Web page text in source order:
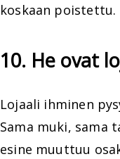
koskaan poistettu.
10. He ovat
Lojaali ihminen
Sama muki, sama
esine muuttuu